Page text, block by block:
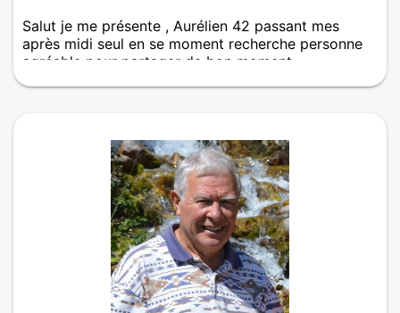
Salut je me présente , Aurélien 42 passant mes
après midi seul en se moment recherche personne
agréable pour partager de bon moment